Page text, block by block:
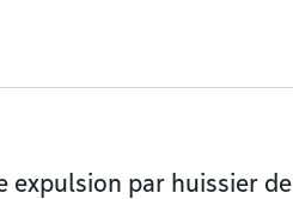
expulsion par huissier de